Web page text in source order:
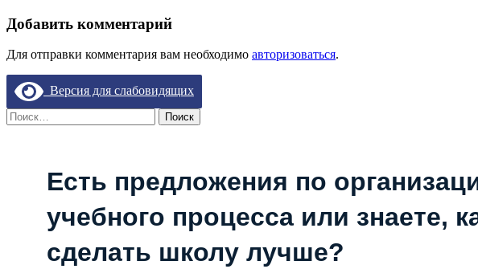
Добавить комментарий
Для отправки комментария вам необходимо авторизоваться.
Версия для слабовидящих
Найти:
Есть предложения по
учебного процесса или знаете,
сделать школу лучше?